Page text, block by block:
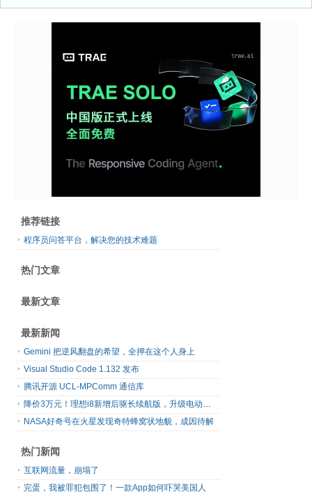
推荐链接
程序员问答平台，解决您的技术难题
热门文章
最新文章
最新新闻
Gemini 把逆风翻盘的希望，全押在这个人身上
Visual Studio Code 1.132 发布
腾讯开源 UCL-MPComm 通信库
降价3万元！理想i8新增后驱长续航版，升级电动前备箱
NASA好奇号在火星发现奇特蜂窝状地貌，成因待解
热门新闻
互联网流量，崩塌了
完蛋，我被罪犯包围了！一款App如何吓哭美国人